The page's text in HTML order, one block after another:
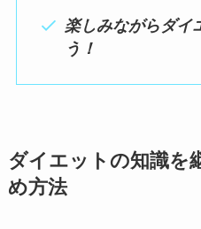
楽しみながらダイ
う！
ダイエットの知識を
め方法